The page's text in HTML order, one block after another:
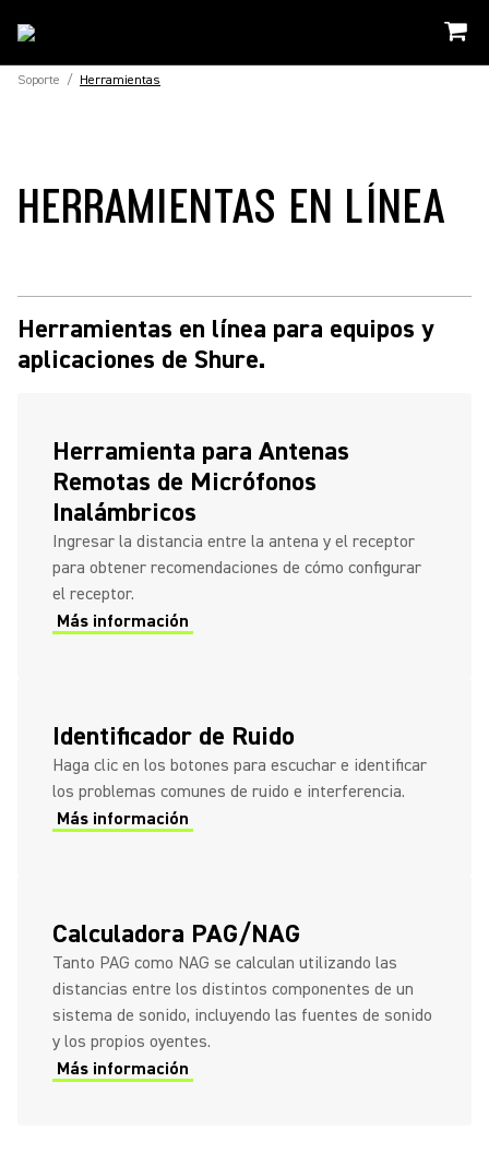
Soporte / Herramientas
HERRAMIENTAS EN LÍNEA
Herramientas en línea para equipos y
aplicaciones de Shure.
Herramienta para Antenas
Remotas de Micrófonos
Inalámbricos
Ingresar la distancia entre la antena y el receptor
para obtener recomendaciones de cómo configurar
el receptor.
Más información
Identificador de Ruido
Haga clic en los botones para escuchar e identificar
los problemas comunes de ruido e interferencia.
Más información
Calculadora PAG/NAG
Tanto PAG como NAG se calculan utilizando las
distancias entre los distintos componentes de un
sistema de sonido, incluyendo las fuentes de sonido
y los propios oyentes.
Más información